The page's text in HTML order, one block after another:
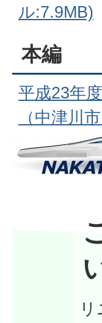
ル:7.9MB)
本編
平成23年
（中津川